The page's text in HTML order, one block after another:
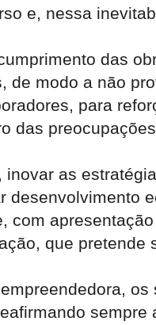
e, nessa
das
modo a não
para
das
as
que